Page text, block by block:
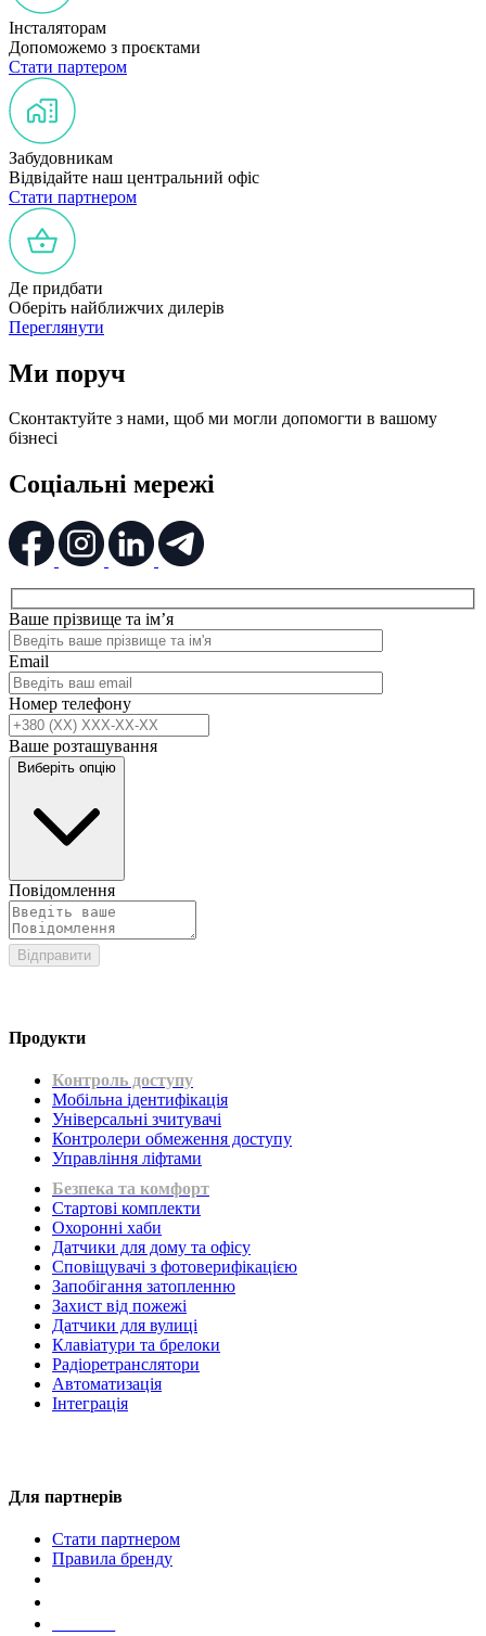
Інсталяторам
Допоможемо з проєктами
Стати партером
Забудовникам
Відвідайте наш центральний офіс
Стати партнером
Де придбати
Оберіть найближчих дилерів
Переглянути
Ми поруч
Сконтактуйте з нами, щоб ми могли допомогти в вашому
бізнесі
Соціальні мережі
Ваше прізвище та ім’я
Email
Номер телефону
Ваше розташування
Виберіть опцію
Повідомлення
Відправити
Продукти
Контроль доступу
Мобільна ідентифікація
Універсальні зчитувачі
Контролери обмеження доступу
Управління ліфтами
Безпека та комфорт
Стартові комплекти
Охоронні хаби
Датчики для дому та офісу
Сповіщувачі з фотоверифікацією
Запобігання затопленню
Захист від пожежі
Датчики для вулиці
Клавіатури та брелоки
Радіоретранслятори
Автоматизація
Інтеграція
Для партнерів
Стати партнером
Правила бренду